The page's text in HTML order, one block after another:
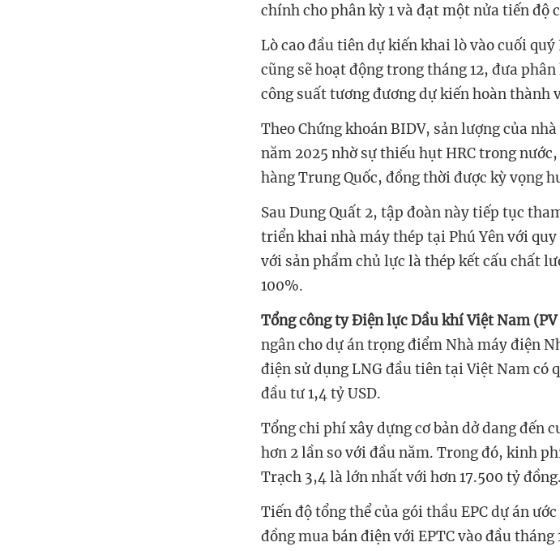
chính cho phân kỳ 1 và đạt một nửa tiến độ
Lò cao đầu tiên dự kiến khai lò vào cuối
cũng sẽ hoạt động trong tháng 12, đưa
công suất tương đương dự kiến hoàn thành
Theo Chứng khoán BIDV, sảnlượng của nhà
năm 2025 nhờ sự thiếu hụt HRC trong nước,
hàng TrungQuốc, đồng thời được kỳ vọng
Sau Dung Quất 2, tập đoàn này tiếp tục
triển khai nhà máy thép tại Phú Yên với
với sản phẩm chủ lực là thép kết cấu chất
100%.
Tổng công ty Điện lực Dầu khí Việt Nam
ngân cho dự án trọng điểmNhà máy điện
điện sử dụng LNG đầu tiên tại Việt Nam có
đầu tư 1,4 tỷ USD.
Tổng chi phí xây dựng cơ bản dở dang đến
hơn 2 lần so với đầu năm. Trong đó, kinh
Trạch 3,4 là lớn nhất với hơn 17.500 tỷ đồng.
Tiến độ tổng thể của gói thầu EPCdự án
đồngmua bán điệnvới EPTCvào đầu tháng